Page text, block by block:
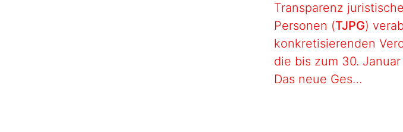
Transparenz
Personen (TJPG)
konkretisierenden
die bis zum 30.
Das neue Ges…